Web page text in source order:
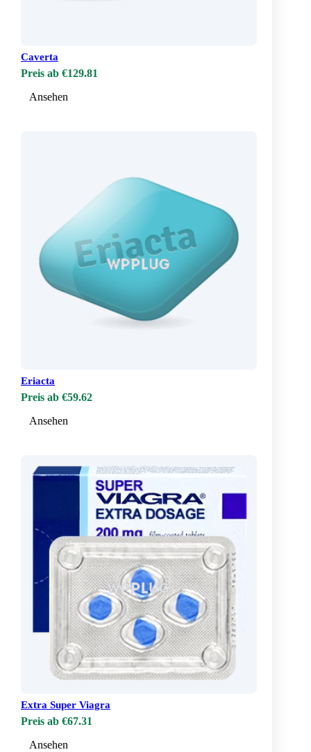
Caverta
Preis ab €129.81
Ansehen
Eriacta
Preis ab €59.62
Ansehen
Extra Super Viagra
Preis ab €67.31
Ansehen